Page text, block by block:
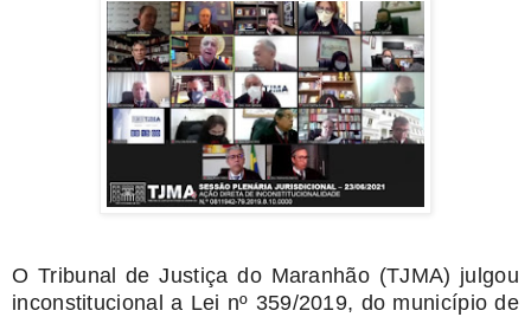
O Tribunal de Justiça do Maranhão (TJMA) julgou
inconstitucional a Lei nº 359/2019, do município de